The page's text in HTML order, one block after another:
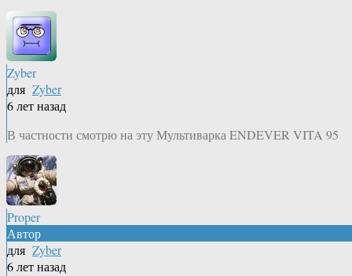
Zyber
для Zyber
6 лет назад
В частности смотрю на эту Мультиварка ENDEVER VITA 95
Proper
Автор
для Zyber
6 лет назад